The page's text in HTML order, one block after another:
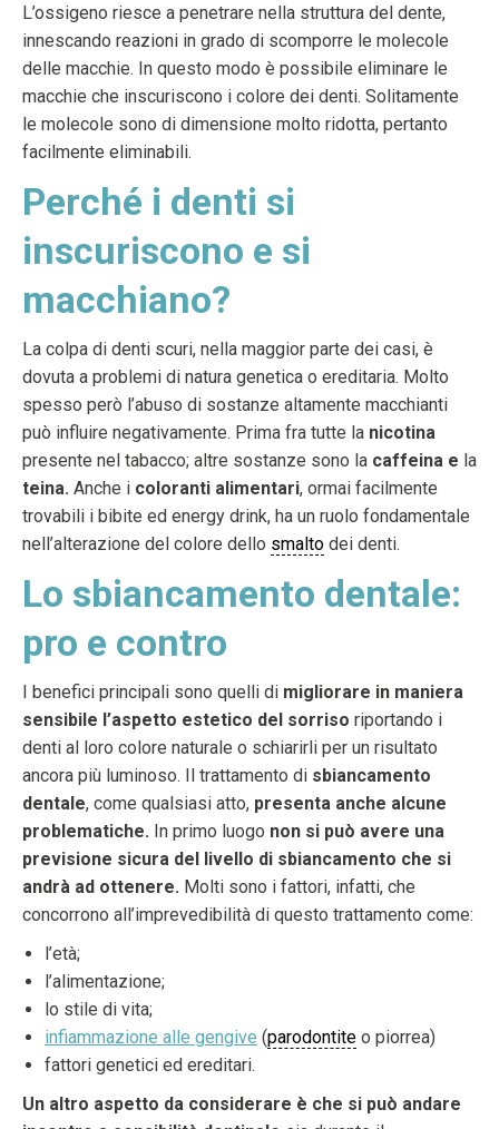
L’ossigeno riesce a penetrare nella struttura del dente,
innescando reazioni in grado di scomporre le molecole
delle macchie. In questo modo è possibile eliminare le
macchie che inscuriscono i colore dei denti. Solitamente
le molecole sono di dimensione molto ridotta, pertanto
facilmente eliminabili.
Perché i denti si
inscuriscono e si
macchiano?
La colpa di denti scuri, nella maggior parte dei casi, è
dovuta a problemi di natura genetica o ereditaria. Molto
spesso però l’abuso di sostanze altamente macchianti
può influire negativamente. Prima fra tutte la nicotina
presente nel tabacco; altre sostanze sono la caffeina e la
teina. Anche i coloranti alimentari, ormai facilmente
trovabili i bibite ed energy drink, ha un ruolo fondamentale
nell’alterazione del colore dello smalto dei denti.
Lo sbiancamento dentale:
pro e contro
I benefici principali sono quelli di migliorare in maniera
sensibile l’aspetto estetico del sorriso riportando i
denti al loro colore naturale o schiarirli per un risultato
ancora più luminoso. Il trattamento di sbiancamento
dentale, come qualsiasi atto, presenta anche alcune
problematiche. In primo luogo non si può avere una
previsione sicura del livello di sbiancamento che si
andrà ad ottenere. Molti sono i fattori, infatti, che
concorrono all’imprevedibilità di questo trattamento come:
l’età;
l’alimentazione;
lo stile di vita;
infiammazione alle gengive (parodontite o piorrea)
fattori genetici ed ereditari.
Un altro aspetto da considerare è che si può andare